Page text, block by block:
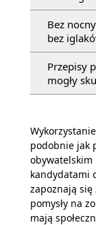
Bez
bez
Przepisy
mogły
podobnie jak
kandydatami
zapoznają
pomysły na
mają